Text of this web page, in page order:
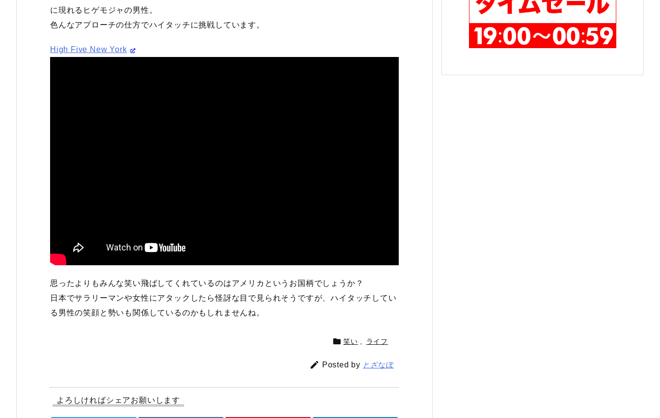
に現れるヒゲモジャの男性。
色んなアプローチの仕方でハイタッチに挑戦しています。
High Five New York
思ったよりもみんな笑い飛ばしてくれているのはアメリカというお国柄でしょうか？
日本でサラリーマンや女性にアタックしたら怪訝な目で見られそうですが、ハイタッチしてい
る男性の笑顔と勢いも関係しているのかもしれませんね。
 笑い ライフ
 Posted by とざなぼ
よろしければシェアお願いします